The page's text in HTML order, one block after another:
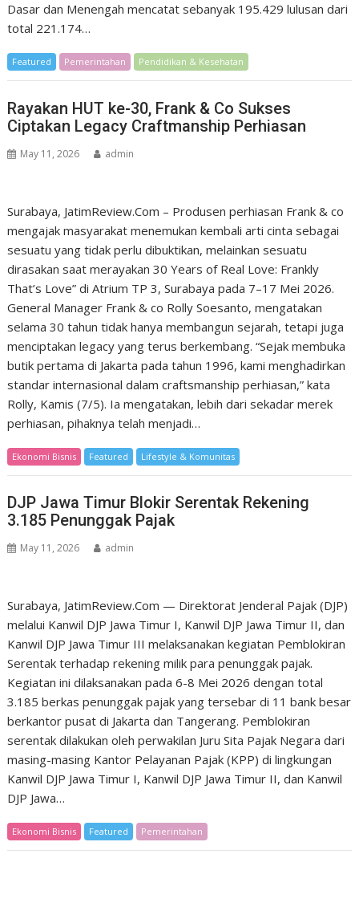
Dasar dan Menengah mencatat sebanyak 195.429 lulusan dari
total 221.174…
Featured Pemerintahan Pendidikan & Kesehatan
Rayakan HUT ke-30, Frank & Co Sukses
Ciptakan Legacy Craftmanship Perhiasan
May 11, 2026 admin
Surabaya, JatimReview.Com – Produsen perhiasan Frank & co
mengajak masyarakat menemukan kembali arti cinta sebagai
sesuatu yang tidak perlu dibuktikan, melainkan sesuatu
dirasakan saat merayakan 30 Years of Real Love: Frankly
That’s Love” di Atrium TP 3, Surabaya pada 7–17 Mei 2026.
General Manager Frank & co Rolly Soesanto, mengatakan
selama 30 tahun tidak hanya membangun sejarah, tetapi juga
menciptakan legacy yang terus berkembang. “Sejak membuka
butik pertama di Jakarta pada tahun 1996, kami menghadirkan
standar internasional dalam craftsmanship perhiasan,” kata
Rolly, Kamis (7/5). Ia mengatakan, lebih dari sekadar merek
perhiasan, pihaknya telah menjadi…
Ekonomi Bisnis Featured Lifestyle & Komunitas
DJP Jawa Timur Blokir Serentak Rekening
3.185 Penunggak Pajak
May 11, 2026 admin
Surabaya, JatimReview.Com — Direktorat Jenderal Pajak (DJP)
melalui Kanwil DJP Jawa Timur I, Kanwil DJP Jawa Timur II, dan
Kanwil DJP Jawa Timur III melaksanakan kegiatan Pemblokiran
Serentak terhadap rekening milik para penunggak pajak.
Kegiatan ini dilaksanakan pada 6-8 Mei 2026 dengan total
3.185 berkas penunggak pajak yang tersebar di 11 bank besar
berkantor pusat di Jakarta dan Tangerang. Pemblokiran
serentak dilakukan oleh perwakilan Juru Sita Pajak Negara dari
masing-masing Kantor Pelayanan Pajak (KPP) di lingkungan
Kanwil DJP Jawa Timur I, Kanwil DJP Jawa Timur II, dan Kanwil
DJP Jawa…
Ekonomi Bisnis Featured Pemerintahan